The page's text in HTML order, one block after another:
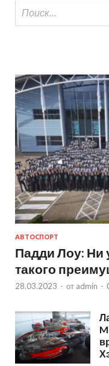
АВТОСПОРТ
Падди Лоу: Ни
такого
28.03.2023 - от admin -